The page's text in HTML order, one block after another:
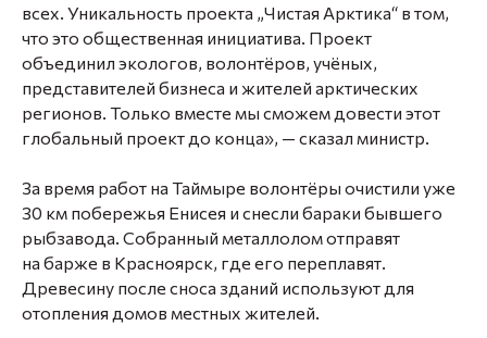
всех. Уникальность проекта „Чистая Арктика“ в том,
что это общественная инициатива. Проект
объединил экологов, волонтёров, учёных,
представителей бизнеса и жителей арктических
регионов. Только вместе мы сможем довести этот
глобальный проект до конца», — сказал министр.
За время работ на Таймыре волонтёры очистили уже
30 км побережья Енисея и снесли бараки бывшего
рыбзавода. Собранный металлолом отправят
на барже в Красноярск, где его переплавят.
Древесину после сноса зданий используют для
отопления домов местных жителей.